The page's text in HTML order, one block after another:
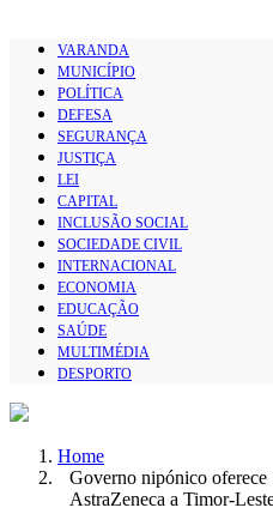
VARANDA
MUNICÍPIO
POLÍTICA
DEFESA
SEGURANÇA
JUSTIÇA
LEI
CAPITAL
INCLUSÃO SOCIAL
SOCIEDADE CIVIL
INTERNACIONAL
ECONOMIA
EDUCAÇÃO
SAÚDE
MULTIMÉDIA
DESPORTO
Home
Governo nipónico oferece
AstraZeneca a Timor-